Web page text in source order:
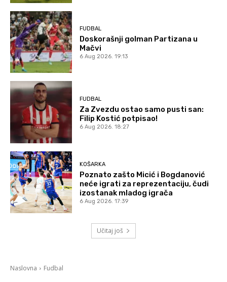
FUDBAL
Doskorašnji golman Partizana u
Mačvi
6 Aug 2026. 19:13
FUDBAL
Za Zvezdu ostao samo pusti san:
Filip Kostić potpisao!
6 Aug 2026. 18:27
KOŠARKA
Poznato zašto Micić i Bogdanović
neće igrati za reprezentaciju, čudi
izostanak mladog igrača
6 Aug 2026. 17:39
Učitaj još